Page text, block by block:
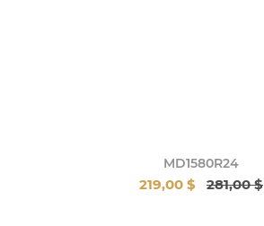
MD1580R24
219,00 $ 281,00 $